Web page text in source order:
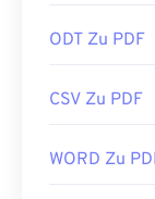
ODT Zu PDF
CSV Zu PDF
WORD Zu